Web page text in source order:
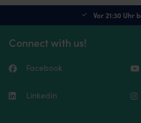
Vor 21:30 Uhr
Connect with us!
Facebook
Linkedin